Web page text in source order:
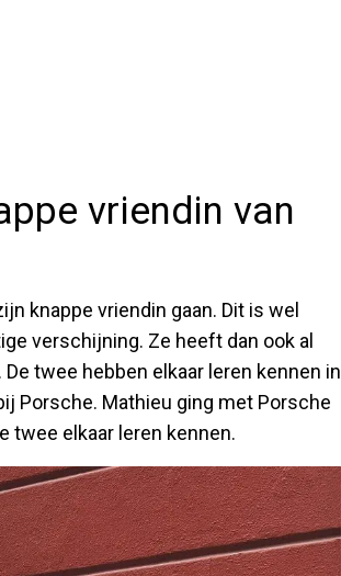
vriendin van
knappe vriendin gaan. Dit is wel
verschijning. Ze heeft dan ook al
twee hebben elkaar leren kennen in
Porsche. Mathieu ging met Porsche
twee elkaar leren kennen.